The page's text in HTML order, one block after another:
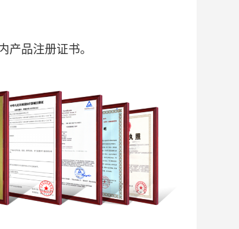
产品注册证书。